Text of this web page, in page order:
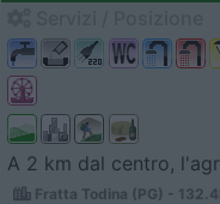
A 2 km dal centro,
Fratta Todina (PG) -